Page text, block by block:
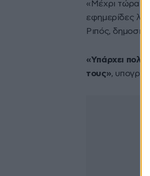
«Μέχρι τώρα
εφημερίδες
Ριπός,
«Υπάρχει
τους»,